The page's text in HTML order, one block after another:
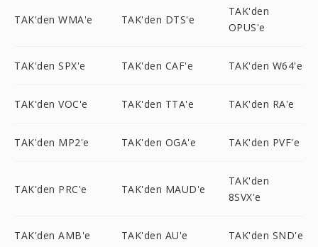
TAK'den WMA'e TAK'den DTS'e
TAK'den
OPUS'e
TAK'den SPX'e TAK'den CAF'e TAK'den W64'e
TAK'den VOC'e TAK'den TTA'e TAK'den RA'e
TAK'den MP2'e TAK'den OGA'e TAK'den PVF'e
TAK'den PRC'e TAK'den MAUD'e
TAK'den
8SVX'e
TAK'den AMB'e TAK'den AU'e TAK'den SND'e